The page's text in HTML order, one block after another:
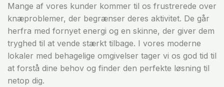
Mange af vores kunder kommer til os frustrerede over
knæproblemer, der begrænser deres aktivitet. De går
herfra med fornyet energi og en skinne, der giver dem
tryghed til at vende stærkt tilbage. I vores moderne
lokaler med behagelige omgivelser tager vi os god tid til
at forstå dine behov og finder den perfekte løsning til
netop dig.